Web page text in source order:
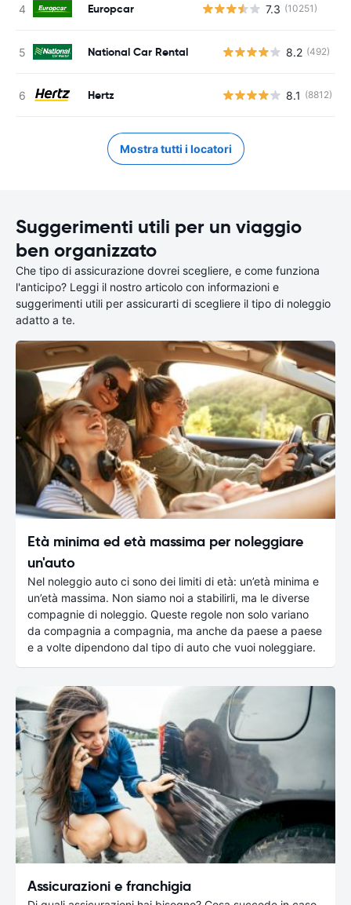
Europcar 7.3 (10251)
National Car Rental 8.2 (492)
Hertz 8.1 (8812)
Mostra tutti i locatori
Suggerimenti utili per un viaggio
ben organizzato
Che tipo di assicurazione dovrei scegliere, e come funziona
l'anticipo? Leggi il nostro articolo con informazioni e
suggerimenti utili per assicurarti di scegliere il tipo di noleggio
adatto a te.
Età minima ed età massima per noleggiare
un'auto
Nel noleggio auto ci sono dei limiti di età: un’età minima e
un’età massima. Non siamo noi a stabilirli, ma le diverse
compagnie di noleggio. Queste regole non solo variano
da compagnia a compagnia, ma anche da paese a paese
e a volte dipendono dal tipo di auto che vuoi noleggiare.
Assicurazioni e franchigia